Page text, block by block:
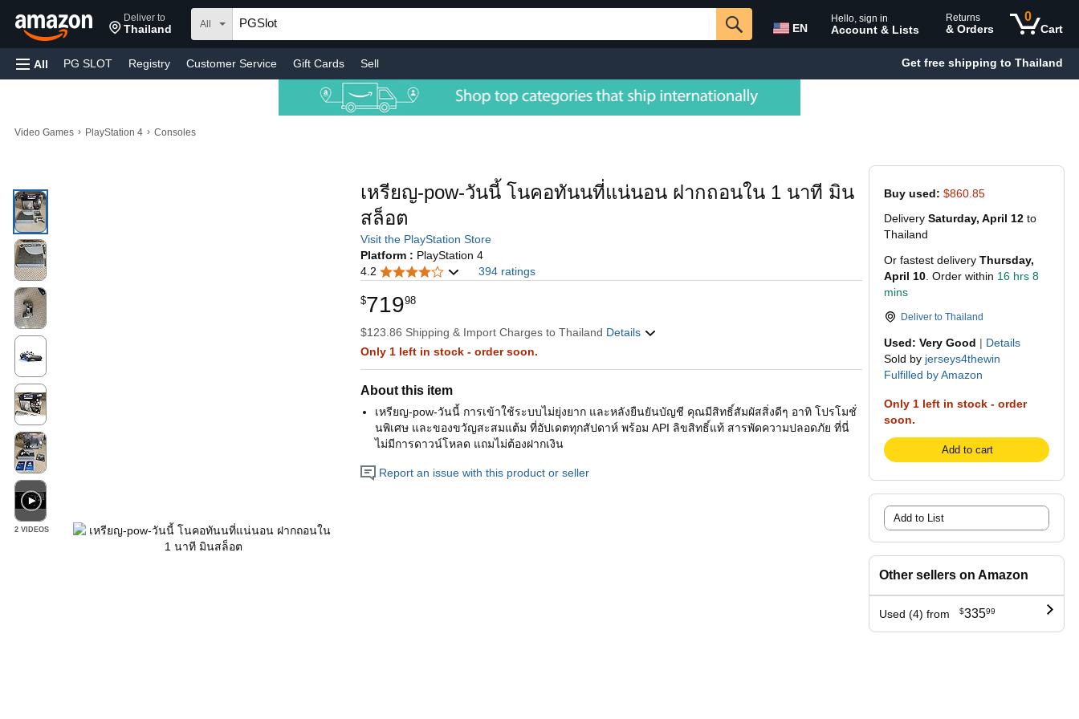
Deliver to
Thailand All EN
Hello, sign in
Account & Lists
Returns
& Orders
0
Cart
All PG SLOT Registry Customer Service Gift Cards Sell Get free shipping to Thailand
Video Games › PlayStation 4 › Consoles
Buy used: $860.85
Delivery Saturday, April 12 to
Thailand
Or fastest delivery Thursday,
April 10 . Order within 16 hrs 8
mins
Deliver to Thailand
Used: Very Good | Details
Sold by jerseys4thewin
Fulfilled by Amazon
Only 1 left in stock - order
soon.
Add to cart
Add to List
Other sellers on Amazon
Used (4) from $33599
2 VIDEOS
เหรียญ-pow-วันนี้ โนคอทันนที่แน่นอน ฝากถอนใน 1 นาที มิน
สล็อต
Visit the PlayStation Store
Platform : PlayStation 4
4.2
394 ratings
$71998
$123.86 Shipping & Import Charges to Thailand Details
Only 1 left in stock - order soon.
About this item
เหรียญ-pow-วันนี้ การเข้าใช้ระบบไม่ยุ่งยาก และหลังยืนยันบัญชี คุณมีสิทธิ์สัมผัสสิ่งดีๆ อาทิ โปรโมชั่
นพิเศษ และของขวัญสะสมแต้ม ที่อัปเดตทุกสัปดาห์ พร้อม API ลิขสิทธิ์แท้ สารพัดความปลอดภัย ที่นี่
ไม่มีการดาวน์โหลด แถมไม่ต้องฝากเงิน
Report an issue with this product or seller